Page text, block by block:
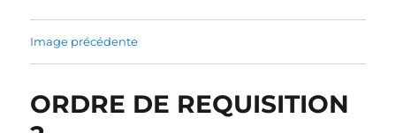
Image précédente
ORDRE DE REQUISITION